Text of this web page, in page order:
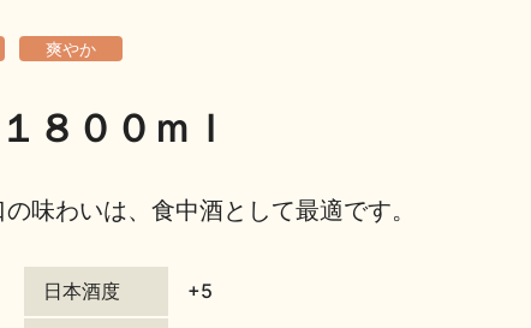
爽やか
００ｍｌ
味わいは、食中酒として最適です。
日本酒度 +5